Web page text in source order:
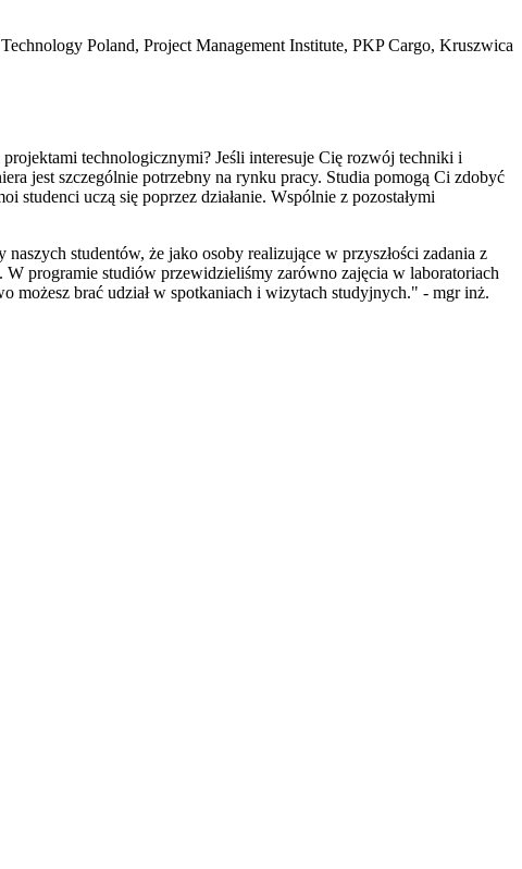
Poland, Project Management Institute, PKP Cargo, Kruszwica
technologicznymi? Jeśli interesuje Cię rozwój techniki i
jest szczególnie potrzebny na rynku pracy. Studia pomogą Ci zdobyć
studenci uczą się poprzez działanie. Wspólnie z pozostałymi
studentów, że jako osoby realizujące w przyszłości zadania z
programie studiów przewidzieliśmy zarówno zajęcia w laboratoriach
możesz brać udział w spotkaniach i wizytach studyjnych." - mgr inż.